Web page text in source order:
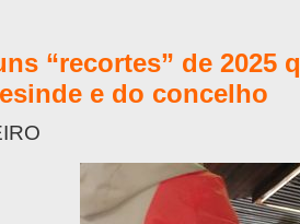
“recortes” de 2025
e do concelho